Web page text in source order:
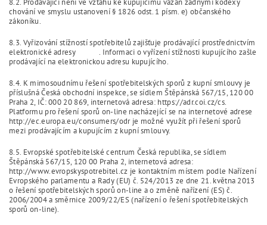
8.2. Prodávající není ve vztahu ke kupujícímu vázán žádnými kodexy
chování ve smyslu ustanovení § 1826 odst. 1 písm. e) občanského
zákoníku.
8.3. Vyřizování stížností spotřebitelů zajišťuje prodávající prostřednictvím
elektronické adresy . Informaci o vyřízení stížnosti kupujícího zašle
prodávající na elektronickou adresu kupujícího.
8.4. K mimosoudnímu řešení spotřebitelských sporů z kupní smlouvy je
příslušná Česká obchodní inspekce, se sídlem Štěpánská 567/15, 120 00
Praha 2, IČ: 000 20 869, internetová adresa: https://adr.coi.cz/cs.
Platformu pro řešení sporů on-line nacházející se na internetové adrese
http://ec.europa.eu/consumers/odr je možné využít při řešení sporů
mezi prodávajícím a kupujícím z kupní smlouvy.
8.5. Evropské spotřebitelské centrum Česká republika, se sídlem
Štěpánská 567/15, 120 00 Praha 2, internetová adresa:
http://www.evropskyspotrebitel.cz je kontaktním místem podle Nařízení
Evropského parlamentu a Rady (EU) č. 524/2013 ze dne 21. května 2013
o řešení spotřebitelských sporů on-line a o změně nařízení (ES) č.
2006/2004 a směrnice 2009/22/ES (nařízení o řešení spotřebitelských
sporů on-line).